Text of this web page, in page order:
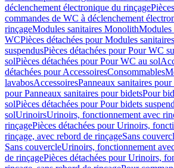
déclenchement électronique du rinçage
commandes de WC à déclenchement
rinçageModules sanitaires MonolithModules
WCPièces détachées pour Modules
suspendusPièces détachées pour Pour WC
solPièces détachées pour Pour WC au sol
détachées pour AccessoiresConsommables
lavabosAccessoiresPanneaux sanitaires pour
pour Panneaux sanitaires pour bidetsPour
solPièces détachées pour Pour bidets
solUrinoirsUrinoirs, fonctionnement avec
rinçagePièces détachées pour Urinoirs,
rinçage, avec rebord de rinçageSans
Sans couvercleUrinoirs, fonctionnement
de rinçagePièces détachées pour Urinoirs,